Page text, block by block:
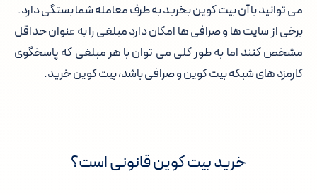
می توانید با آن بیت کوین بخرید به طرف معامله شما بستگی دارد.
برخی از سایت ها و صرافی ها امکان دارد مبلغی را به عنوان حداقل
مشخص کنند اما به طور کلی می توان با هر مبلغی که پاسخگوی
کارمزد های شبکه بیت کوین و صرافی باشد، بیت کوین خرید.
خرید بیت کوین قانونی است؟